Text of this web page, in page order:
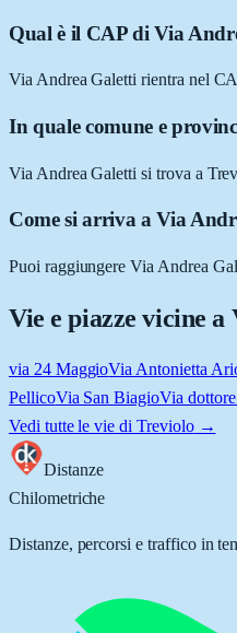
Qual è il CAP di Via
Via Andrea Galetti rientra nel
In quale comune e
Via Andrea Galetti si trova a
Come si arriva a Via
Puoi raggiungere Via Andrea
Vie e piazze vicine a
via 24 MaggioVia Antonietta
PellicoVia San BiagioVia
Vedi tutte le vie di Treviolo→
Distanze
Chilometriche
Distanze, percorsi e traffico in